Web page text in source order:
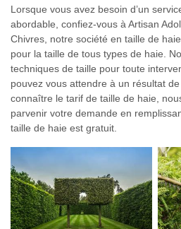
Lorsque vous avez besoin d’un
abordable, confiez-vous à Artisan
Chivres, notre société en taille de
pour la taille de tous types de haie.
techniques de taille pour toute
pouvez vous attendre à un résultat
connaître le tarif de taille de haie,
parvenir votre demande en
taille de haie est gratuit.